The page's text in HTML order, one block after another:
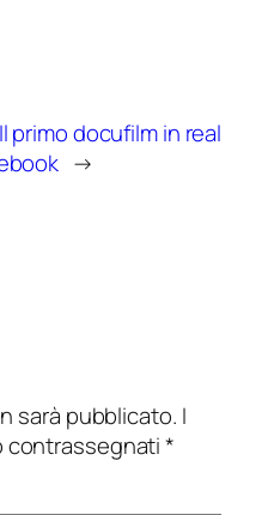
primo docufilm in real
→
sarà pubblicato. I
contrassegnati*